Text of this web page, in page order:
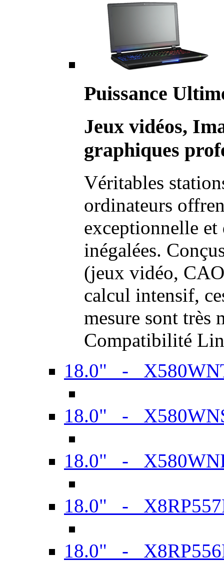
Puissance
Jeux vidéos,
graphiques
Véritables
ordinateurs
exceptionnelle et
inégalées.
(jeux vidéo,
calcul intensif,
mesure sont très
Compatibilité
18.0" -
18.0" -
18.0" -
18.0" -
18.0" -